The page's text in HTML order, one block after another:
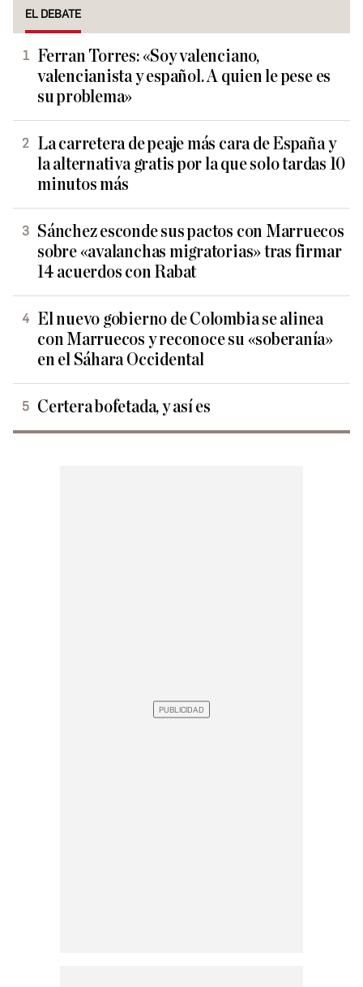
EL DEBATE
Ferran Torres: «Soy valenciano,
valencianista y español. A quien le pese es
su problema»
La carretera de peaje más cara de España y
la alternativa gratis por la que solo tardas 10
minutos más
Sánchez esconde sus pactos con Marruecos
sobre «avalanchas migratorias» tras firmar
14 acuerdos con Rabat
El nuevo gobierno de Colombia se alinea
con Marruecos y reconoce su «soberanía»
en el Sáhara Occidental
Certera bofetada, y así es